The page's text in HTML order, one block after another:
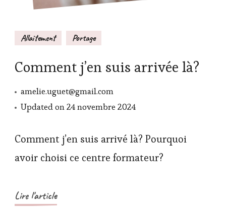
Allaitement Portage
Comment j’en suis arrivée là?
amelie.uguet@gmail.com
Updated on24 novembre 2024
Comment j’en suis arrivé là? Pourquoi
avoir choisi ce centre formateur?
Lire l'article